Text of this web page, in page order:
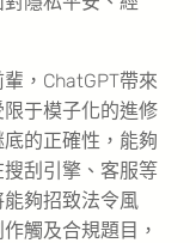
，ChatGPT帶來
于模子化的進修
的正確性，能夠
刮引擎、客服等
夠招致法令風
觸及合規題目，